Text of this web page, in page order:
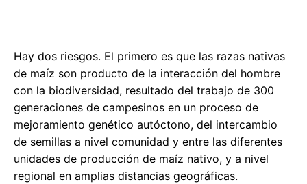
Hay dos riesgos. El primero es que las razas nativas
de maíz son producto de la interacción del hombre
con la biodiversidad, resultado del trabajo de 300
generaciones de campesinos en un proceso de
mejoramiento genético autóctono, del intercambio
de semillas a nivel comunidad y entre las diferentes
unidades de producción de maíz nativo, y a nivel
regional en amplias distancias geográficas.